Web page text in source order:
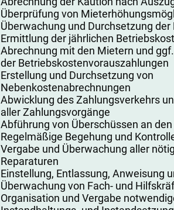
Überprüfung von
Überwachung und Durchsetzung der
Ermittlung der jährlichen
Abrechnung mit den Mietern und
der Betriebskostenvorauszahlungen
Erstellung und Durchsetzung von
Nebenkostenabrechnungen
Abwicklung des Zahlungsverkehrs
aller Zahlungsvorgänge
Abführung von Überschüssen an
Regelmäßige Begehung und
Vergabe und Überwachung aller
Reparaturen
Einstellung, Entlassung, Anweisung
Überwachung von Fach- und
Organisation und Vergabe